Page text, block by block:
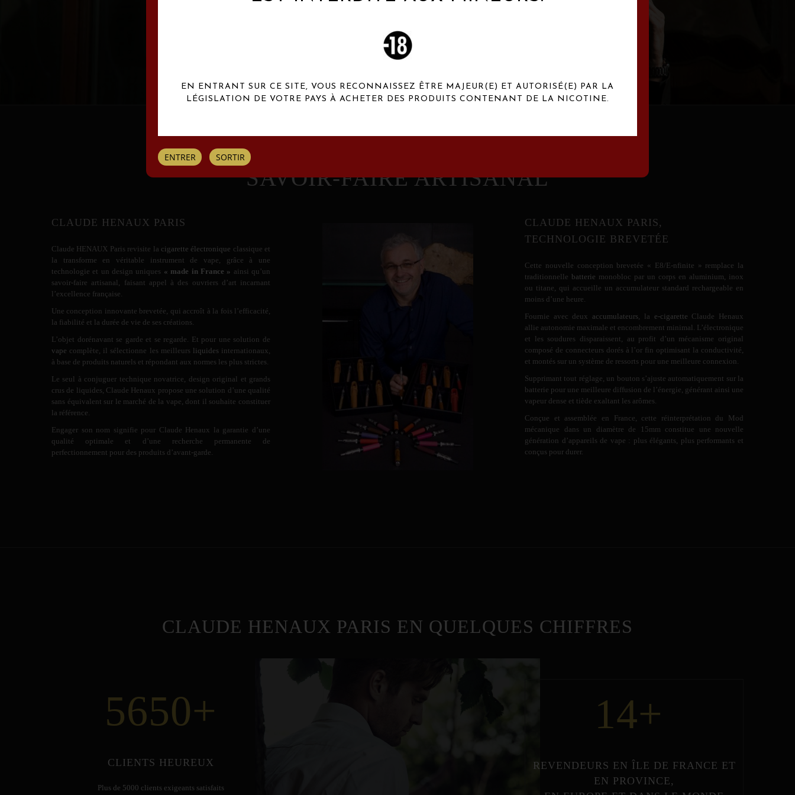
SAVOIR-FAIRE ARTISANAL
CLAUDE HENAUX PARIS
Claude HENAUX Paris revisite la cigarette électronique classique et
la transforme en véritable instrument de vape, grâce à une
technologie et un design uniques « made in France » ainsi qu’un
savoir-faire artisanal, faisant appel à des ouvriers d’art incarnant
l’excellence française.
Une conception innovante brevetée, qui accroît à la fois l’efficacité,
la fiabilité et la durée de vie de ses créations.
L’objet dorénavant se garde et se regarde. Et pour une solution de
vape complète, il sélectionne les meilleurs liquidesinternationaux,
à base de produits naturels et répondant aux normes les plus strictes.
Le seul à conjuguer technique novatrice, design original et grands
crus de liquides, Claude Henaux propose une solution d’une qualité
sans équivalent sur le marché de la vape, dont il souhaite constituer
la référence.
Engager son nom signifie pour Claude Henaux la garantie d’une
qualité optimale et d’une recherche permanente de
perfectionnement pour des produits d’avant-garde.
CLAUDE HENAUX PARIS,
TECHNOLOGIE BREVETÉE
Cette nouvelle conception brevetée « E8/E-nfinite » remplace la
traditionnelle batterie monobloc par un corps en aluminium, inox
ou titane, qui accueille un accumulateur standard rechargeable en
moins d’une heure.
Fournie avec deux accumulateurs , la e-cigarette Claude Henaux
allie autonomie maximale et encombrement minimal. L’électronique
et les soudures disparaissent, au profit d’un mécanisme original
composé de connecteurs dorés à l’or fin optimisant la conductivité,
et montés sur un système de ressorts pour une meilleure connexion.
Supprimant tout réglage, un bouton s’ajuste automatiquement sur la
batterie pour une meilleure diffusion de l’énergie, générant ainsi une
vapeur dense et tiède exaltant les arômes.
Conçue et assemblée en France, cette réinterprétation du Mod
mécanique dans un diamètre de 15mm constitue une nouvelle
génération d’appareils de vape : plus élégants, plus performants et
conçus pour durer.
CLAUDE HENAUX PARIS EN QUELQUES CHIFFRES
5650+
CLIENTS HEUREUX
Plus de 5000 clients exigeants satisfaits
14+
REVENDEURS EN ÎLE DE FRANCE ET
EN PROVINCE,
EN ENTRANT SUR CE SITE, VOUS RECONNAISSEZ ÊTRE MAJEUR(E) ET AUTORISÉ(E) PAR LA
LÉGISLATION DE VOTRE PAYS À ACHETER DES PRODUITS CONTENANT DE LA NICOTINE.
ENTRER SORTIR